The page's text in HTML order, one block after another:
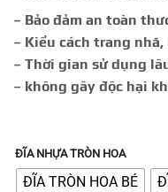
– Bảo đảm an toàn
– Kiểu cách trang
– Thời gian sử dụng
– không gây độc hại
ĐĨA NHỰA TRÒN HOA
ĐĨA TRÒN HOA BÉ